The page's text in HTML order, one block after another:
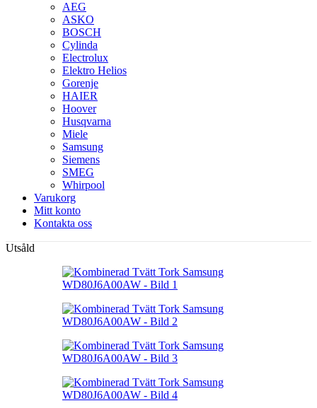
AEG
ASKO
BOSCH
Cylinda
Electrolux
Elektro Helios
Gorenje
HAIER
Hoover
Husqvarna
Miele
Samsung
Siemens
SMEG
Whirpool
Varukorg
Mitt konto
Kontakta oss
Utsåld